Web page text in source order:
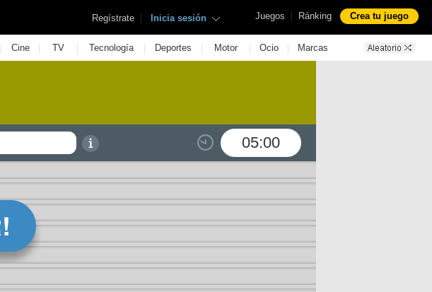
Juegos | Ránking Crea tu juego
Regístrate | Inicia sesión
| Cine | TV | Tecnología | Deportes | Motor | Ocio | Marcas
05:00